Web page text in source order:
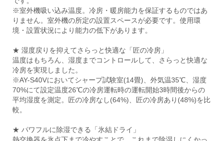
※室外機吸い込み温度。冷房・暖房能力を保証するものではあ
りません。室外機の所定の設置スペースが必要です。使用環
境・設置状況により能力の低下があります。
★ 湿度戻りを抑えてさらっと快適な「匠の冷房」
温度はもちろん、湿度までコントロールして、さらっと快適な
冷房を実現しました。
※AY-S40Vにおいてシャープ試験室(14畳)、外気温35℃、湿度
70%にて設定温度26℃の冷房運転時の運転開始3時間後からの
平均湿度を測定。匠の冷房なし(64%)、匠の冷房あり(48%)を比
較。
★ パワフルに除湿できる「氷結ドライ」